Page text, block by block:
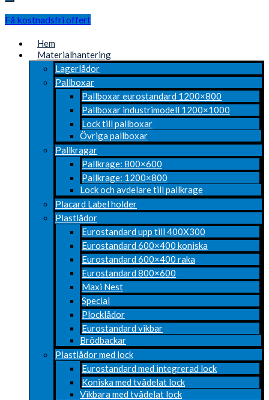
Få kostnadsfri offert
Hem
Materialhantering
Lagerlådor
Pallboxar
Pallboxar eurostandard 1200×800
Pallboxar industrimodell 1200×1000
Lock till pallboxar
Övriga pallboxar
Pallkragar
Pallkrage: 800×600
Pallkrage: 1200×800
Lock och avdelare till pallkrage
Placard Label holder
Plastlådor
Eurostandard upp till 400X300
Eurostandard 600×400 koniska
Eurostandard 600×400 raka
Eurostandard 800×600
Maxi Nest
Special
Plocklådor
Eurostandard vikbar
Brödbackar
Plastlådor med lock
Eurostandard med integrerad lock
Koniska med tvådelat lock
Vikbara med tvådelat lock